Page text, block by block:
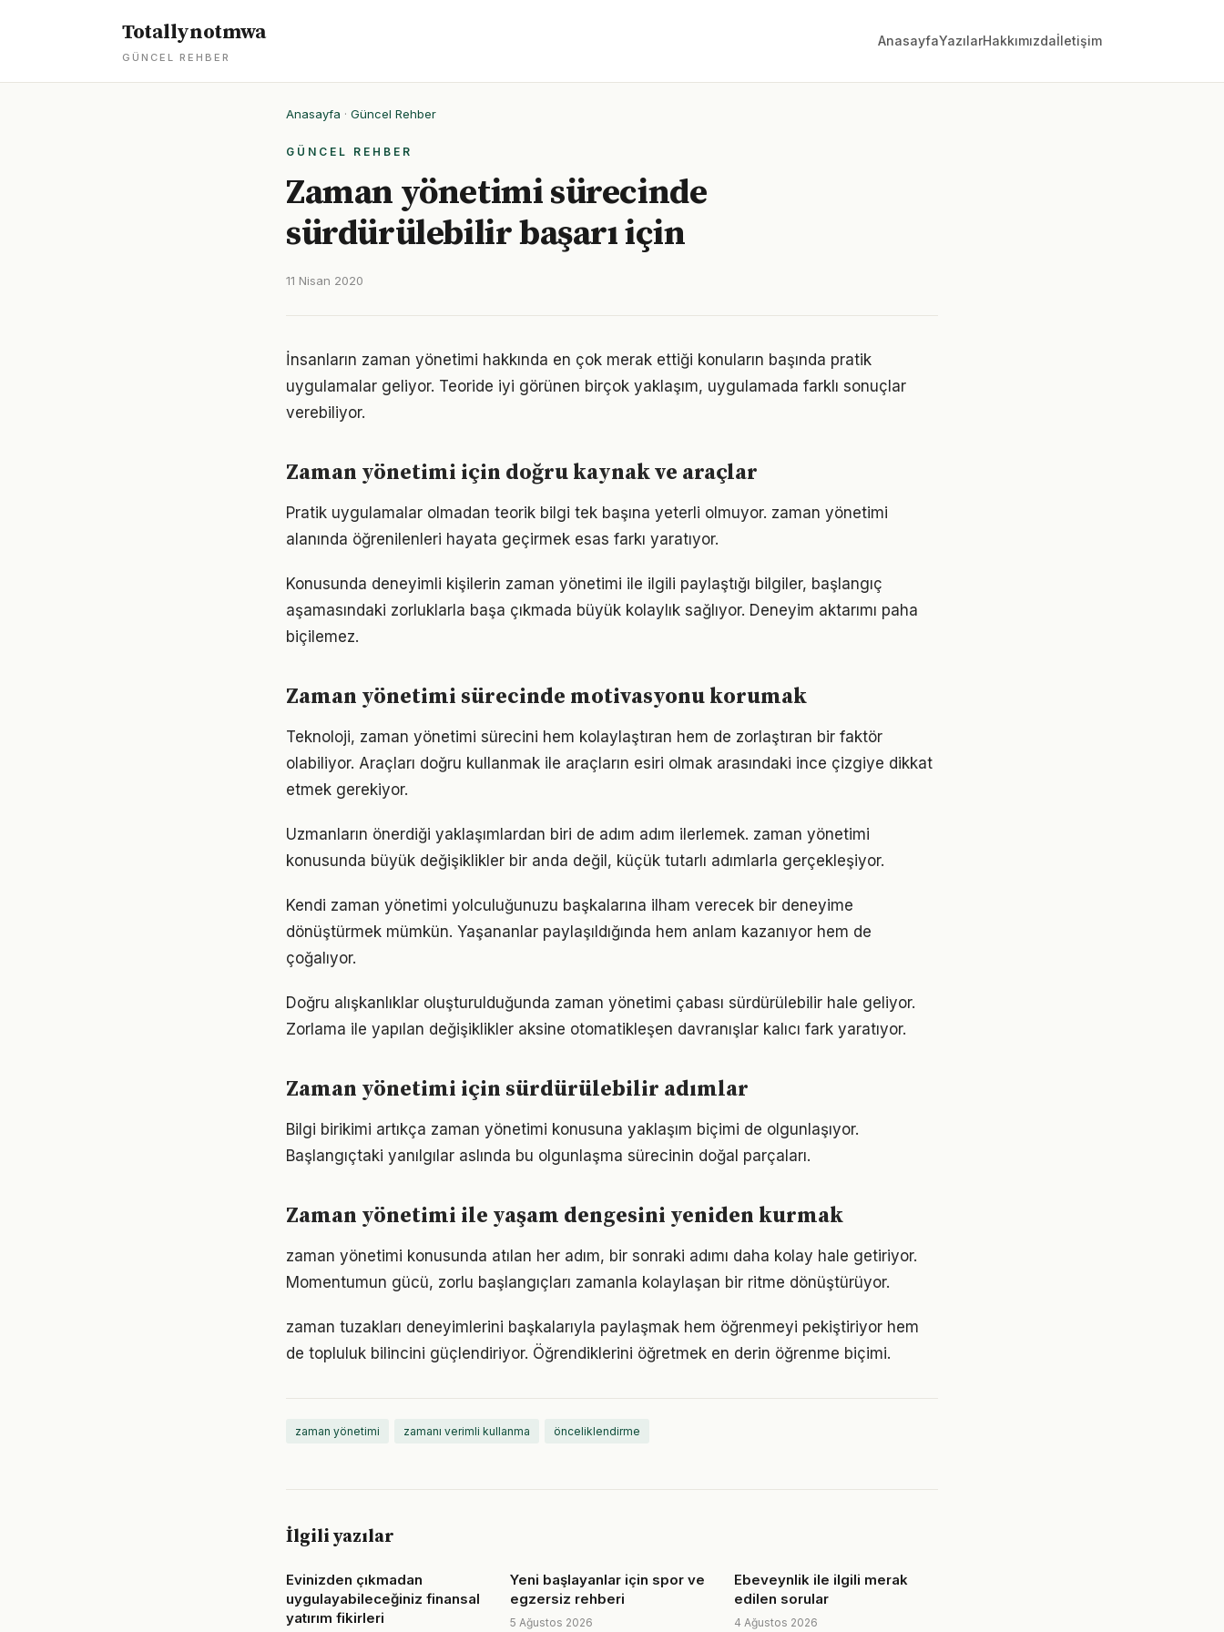
Totallynotmwa
GÜNCEL REHBER
AnasayfaYazılarHakkımızdaİletişim
Anasayfa · Güncel Rehber
GÜNCEL REHBER
Zaman yönetimi sürecinde
sürdürülebilir başarı için
11 Nisan 2020
İnsanların zaman yönetimi hakkında en çok merak ettiği konuların başında pratik
uygulamalar geliyor. Teoride iyi görünen birçok yaklaşım, uygulamada farklı sonuçlar
verebiliyor.
Zaman yönetimi için doğru kaynak ve araçlar
Pratik uygulamalar olmadan teorik bilgi tek başına yeterli olmuyor. zaman yönetimi
alanında öğrenilenleri hayata geçirmek esas farkı yaratıyor.
Konusunda deneyimli kişilerin zaman yönetimi ile ilgili paylaştığı bilgiler, başlangıç
aşamasındaki zorluklarla başa çıkmada büyük kolaylık sağlıyor. Deneyim aktarımı paha
biçilemez.
Zaman yönetimi sürecinde motivasyonu korumak
Teknoloji, zaman yönetimi sürecini hem kolaylaştıran hem de zorlaştıran bir faktör
olabiliyor. Araçları doğru kullanmak ile araçların esiri olmak arasındaki ince çizgiye dikkat
etmek gerekiyor.
Uzmanların önerdiği yaklaşımlardan biri de adım adım ilerlemek. zaman yönetimi
konusunda büyük değişiklikler bir anda değil, küçük tutarlı adımlarla gerçekleşiyor.
Kendi zaman yönetimi yolculuğunuzu başkalarına ilham verecek bir deneyime
dönüştürmek mümkün. Yaşananlar paylaşıldığında hem anlam kazanıyor hem de
çoğalıyor.
Doğru alışkanlıklar oluşturulduğunda zaman yönetimi çabası sürdürülebilir hale geliyor.
Zorlama ile yapılan değişiklikler aksine otomatikleşen davranışlar kalıcı fark yaratıyor.
Zaman yönetimi için sürdürülebilir adımlar
Bilgi birikimi artıkça zaman yönetimi konusuna yaklaşım biçimi de olgunlaşıyor.
Başlangıçtaki yanılgılar aslında bu olgunlaşma sürecinin doğal parçaları.
Zaman yönetimi ile yaşam dengesini yeniden kurmak
zaman yönetimi konusunda atılan her adım, bir sonraki adımı daha kolay hale getiriyor.
Momentumun gücü, zorlu başlangıçları zamanla kolaylaşan bir ritme dönüştürüyor.
zaman tuzakları deneyimlerini başkalarıyla paylaşmak hem öğrenmeyi pekiştiriyor hem
de topluluk bilincini güçlendiriyor. Öğrendiklerini öğretmek en derin öğrenme biçimi.
zaman yönetimi zamanı verimli kullanma önceliklendirme
İlgili yazılar
Evinizden çıkmadan
uygulayabileceğiniz finansal
yatırım fikirleri
Yeni başlayanlar için spor ve
egzersiz rehberi
5 Ağustos 2026
Ebeveynlik ile ilgili merak
edilen sorular
4 Ağustos 2026